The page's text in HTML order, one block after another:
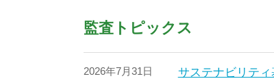
監査トピックス
2026年7月31日 サステナビリテ